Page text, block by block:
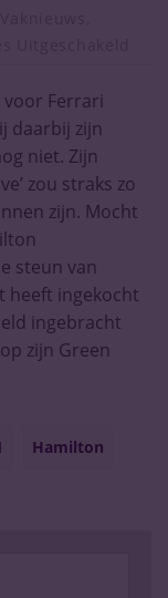
voor Ferrari
daarbij zijn
niet. Zijn
zou straks zo
zijn. Mocht
steun van
heeft ingekocht
ingebracht
zijn Green
Hamilton